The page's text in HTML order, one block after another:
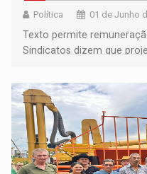
Política 01 de Junho
Texto permite
Sindicatos dizem que